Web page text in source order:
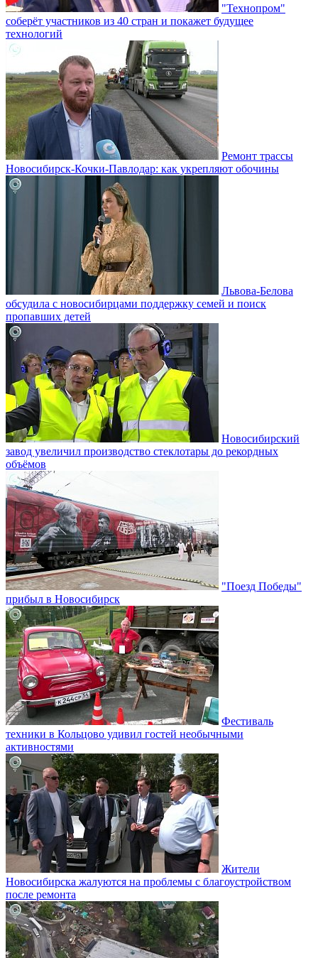
"Технопром"
соберёт участников из 40 стран и покажет будущее
технологий
Ремонт трассы
Новосибирск-Кочки-Павлодар: как укрепляют обочины
Львова-Белова
обсудила с новосибирцами поддержку семей и поиск
пропавших детей
Новосибирский
завод увеличил производство стеклотары до рекордных
объёмов
"Поезд Победы"
прибыл в Новосибирск
Фестиваль
техники в Кольцово удивил гостей необычными
активностями
Жители
Новосибирска жалуются на проблемы с благоустройством
после ремонта